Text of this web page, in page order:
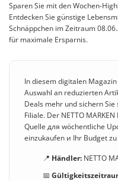
Sparen Sie mit den Wochen-
Entdecken Sie günstige
Schnäppchen im Zeitraum
für maximale Ersparnis.
In diesem digitalen
Auswahl an reduzierten
Deals mehr und sichern
Filiale. Der NETTO
Quelle для wöchentliche
einzukaufen и Ihr Budget
📍 Händler:NETTO
📅